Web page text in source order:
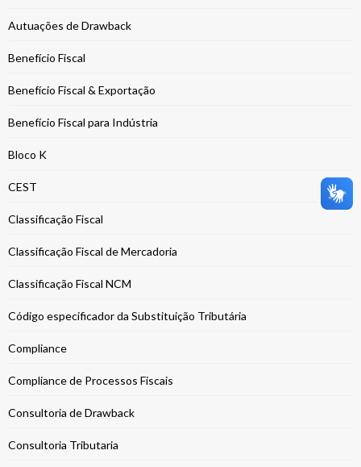
Autuações de Drawback
Benefício Fiscal
Benefício Fiscal & Exportação
Benefício Fiscal para Indústria
Bloco K
CEST
Classificação Fiscal
Classificação Fiscal de Mercadoria
Classificação Fiscal NCM
Código especificador da Substituição Tributária
Compliance
Compliance de Processos Fiscais
Consultoria de Drawback
Consultoria Tributaria